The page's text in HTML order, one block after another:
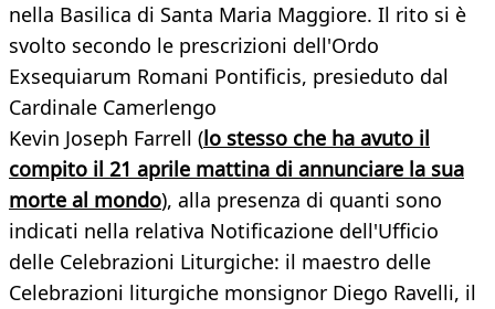
nella Basilica di Santa Maria Maggiore. Il rito si è
svolto secondo le prescrizioni dell'Ordo
Exsequiarum Romani Pontificis, presieduto dal
Cardinale Camerlengo
Kevin Joseph Farrell (lo stesso che ha avuto il
compito il 21 aprile mattina di annunciare la sua
morte al mondo), alla presenza di quanti sono
indicati nella relativa Notificazione dell'Ufficio
delle Celebrazioni Liturgiche: il maestro delle
Celebrazioni liturgiche monsignor Diego Ravelli, il